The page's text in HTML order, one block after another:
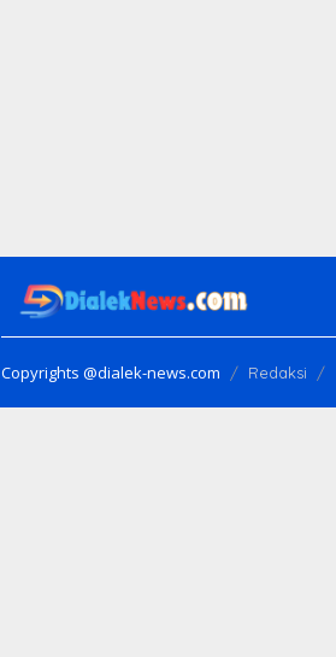
Copyrights @dialek-news.com Redaksi